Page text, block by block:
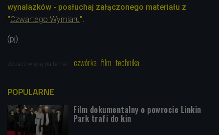
wynalazków - posłuchaj załączonego materiału z
"Czwartego Wymiaru".
(pj)
Zobacz więcej na temat: czwórka film technika
POPULARNE
Film dokumentalny o powrocie Linkin
Park trafi do kin